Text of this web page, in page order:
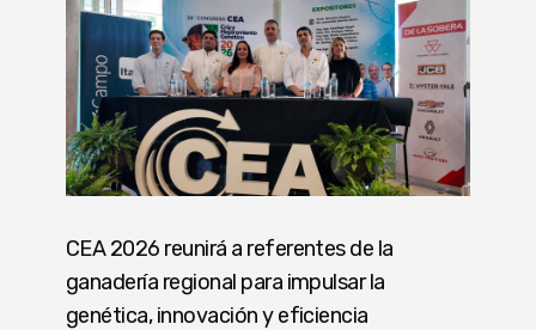
CEA 2026 reunirá a referentes de la
ganadería regional para impulsar la
genética, innovación y eficiencia